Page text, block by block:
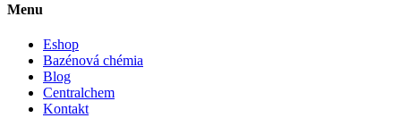
Menu
Eshop
Bazénová chémia
Blog
Centralchem
Kontakt